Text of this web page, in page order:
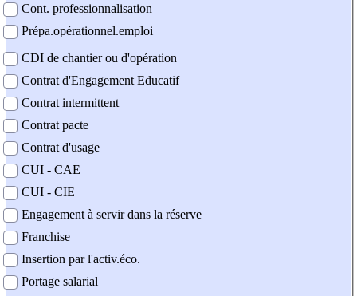
Cont. professionnalisation
Prépa.opérationnel.emploi
CDI de chantier ou d'opération
Contrat d'Engagement Educatif
Contrat intermittent
Contrat pacte
Contrat d'usage
CUI - CAE
CUI - CIE
Engagement à servir dans la réserve
Franchise
Insertion par l'activ.éco.
Portage salarial